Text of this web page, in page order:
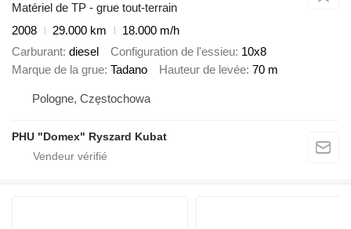
Matériel de TP - grue tout-terrain
2008
29.000 km
18.000 m/h
Carburant diesel Configuration de l'essieu 10x8
Marque de la grue Tadano Hauteur de levée 70 m
Pologne, Częstochowa
PHU "Domex" Ryszard Kubat